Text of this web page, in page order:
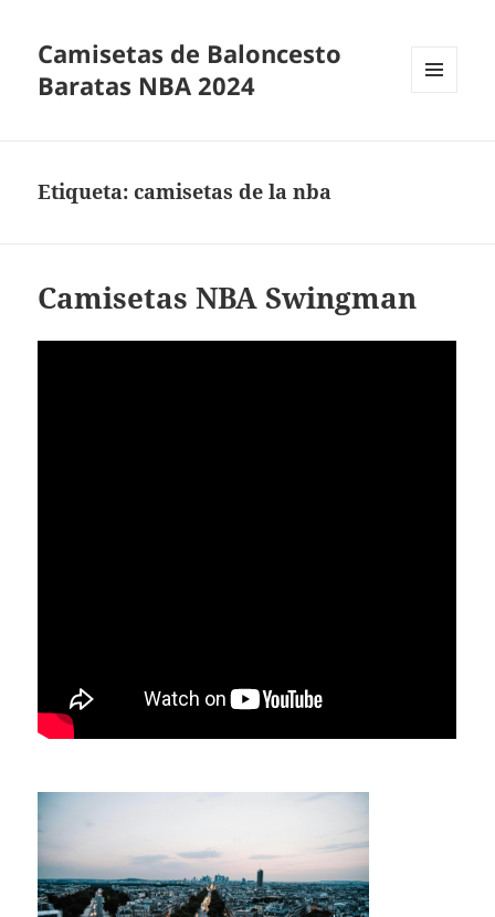
Camisetas de Baloncesto
Baratas NBA 2024
Etiqueta:camisetas de la nba
Camisetas NBA Swingman